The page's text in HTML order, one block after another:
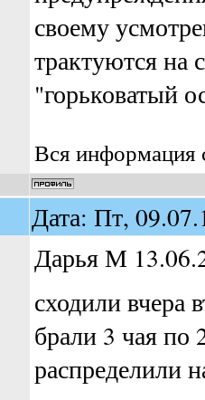
своему
трактуются на
"горьковатый
Вся информация
Дата: Пт,
Дарья М
сходили вчера
брали 3 чая по
распределили